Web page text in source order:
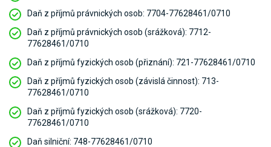
Daň z příjmů právnických osob: 7704-77628461/0710
Daň z příjmů právnických osob (srážková): 7712-
77628461/0710
Daň z příjmů fyzických osob (přiznání): 721-77628461/0710
Daň z příjmů fyzických osob (závislá činnost): 713-
77628461/0710
Daň z příjmů fyzických osob (srážková): 7720-
77628461/0710
Daň silniční: 748-77628461/0710